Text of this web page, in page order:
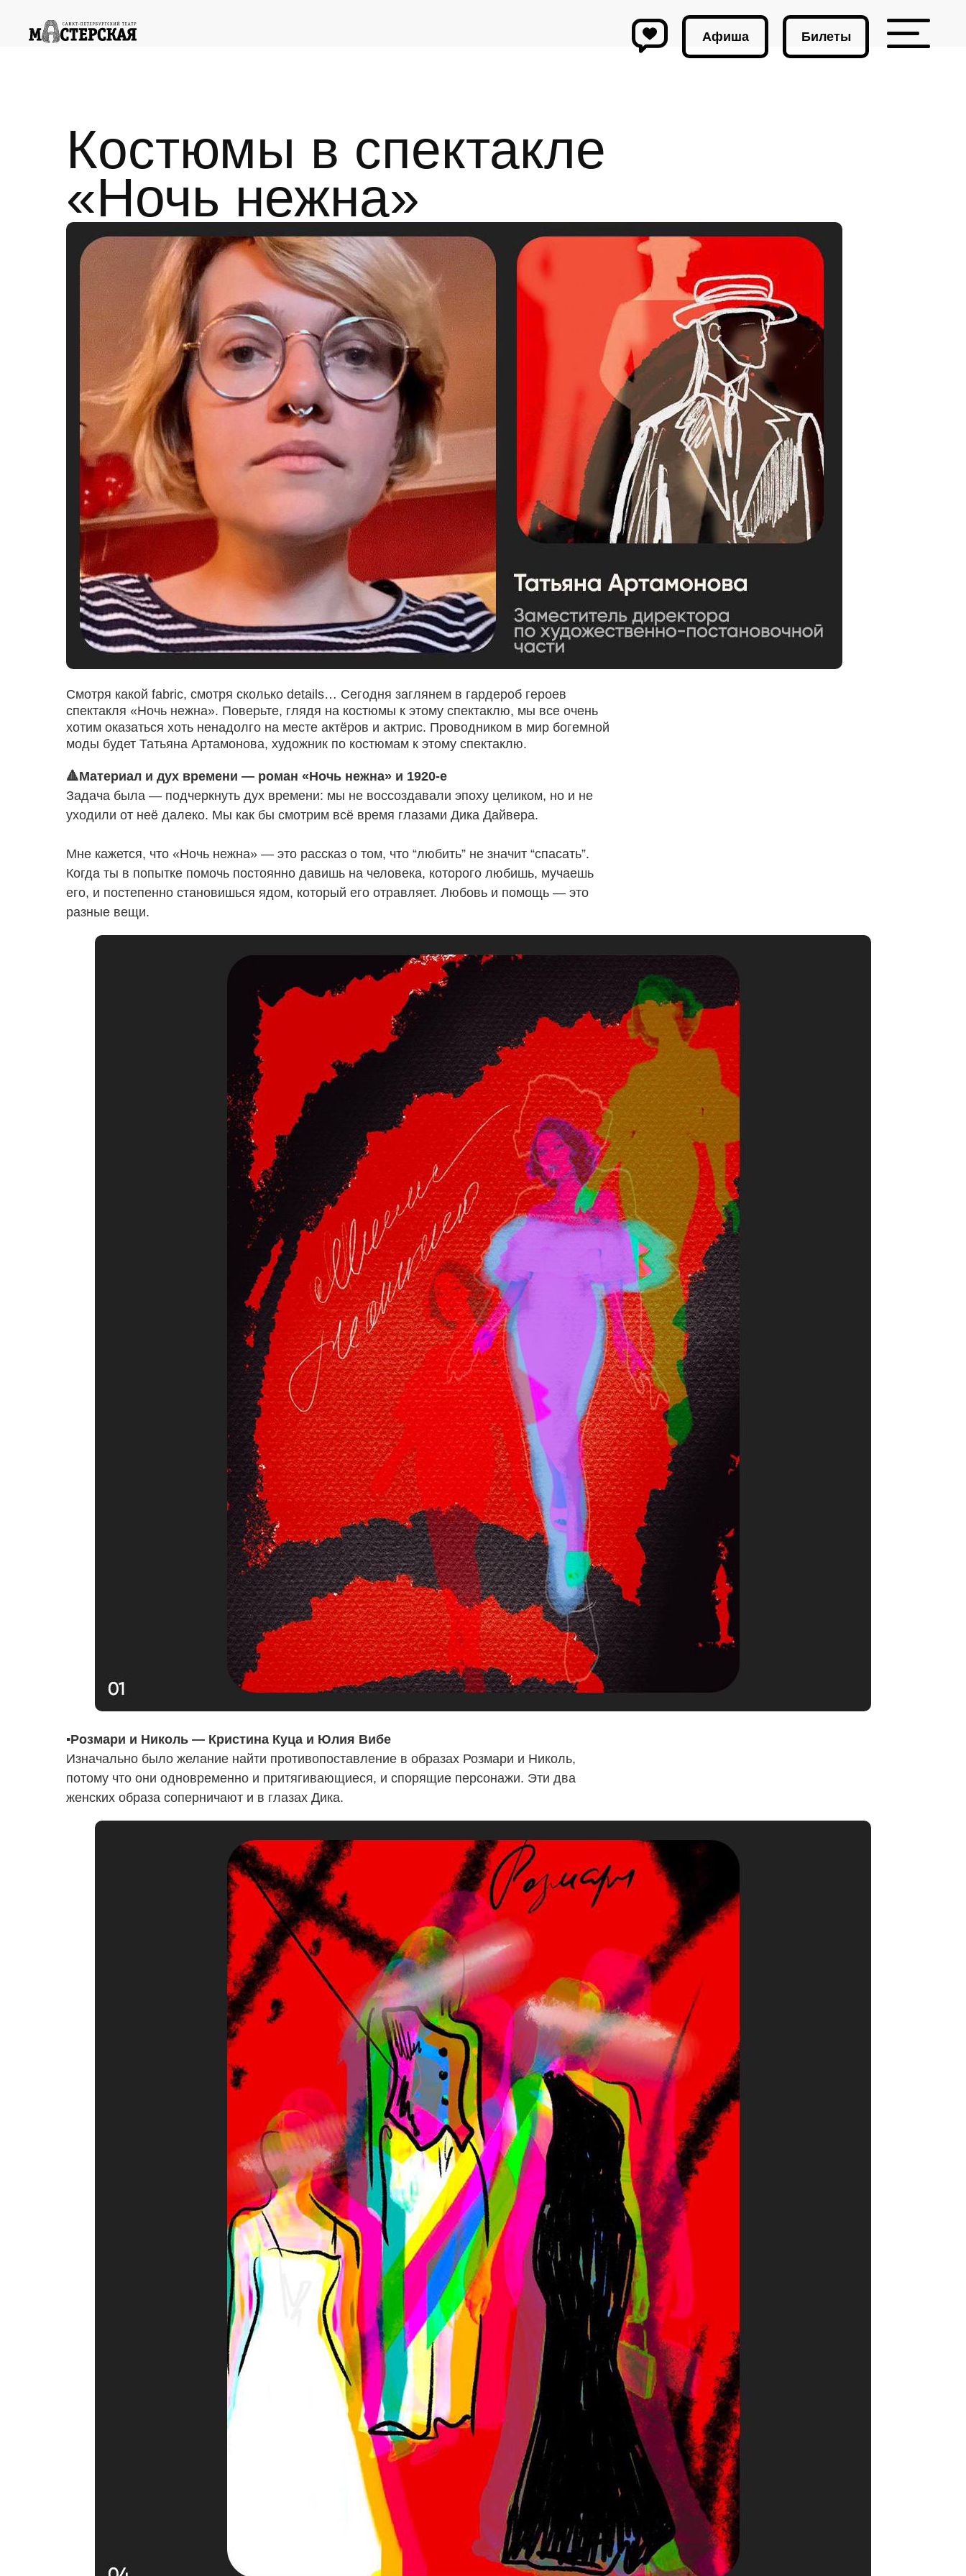
Билеты
Афиша
Костюмы в спектакле
«Ночь нежна»
Смотря какой fabric, смотря сколько details… Сегодня заглянем в гардероб героев
спектакля «Ночь нежна». Поверьте, глядя на костюмы к этому спектаклю, мы все очень
хотим оказаться хоть ненадолго на месте актёров и актрис. Проводником в мир богемной
моды будет Татьяна Артамонова, художник по костюмам к этому спектаклю.
🔺Материал и дух времени — роман «Ночь нежна» и 1920-е
Задача была — подчеркнуть дух времени: мы не воссоздавали эпоху целиком, но и не
уходили от неё далеко. Мы как бы смотрим всё время глазами Дика Дайвера.
Мне кажется, что «Ночь нежна» — это рассказ о том, что “любить” не значит “спасать”.
Когда ты в попытке помочь постоянно давишь на человека, которого любишь, мучаешь
его, и постепенно становишься ядом, который его отравляет. Любовь и помощь — это
разные вещи.
▪️Розмари и Николь — Кристина Куца и Юлия Вибе
Изначально было желание найти противопоставление в образах Розмари и Николь,
потому что они одновременно и притягивающиеся, и спорящие персонажи. Эти два
женских образа соперничают и в глазах Дика.